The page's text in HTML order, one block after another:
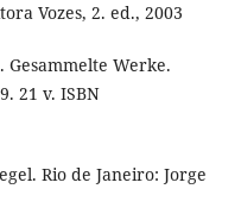
Vozes, 2. ed., 2003
Werke.
21 v. ISBN
Rio de Janeiro: Jorge